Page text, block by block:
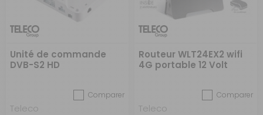
Unité de commande
DVB-S2 HD
Comparer
Teleco
Routeur WLT24EX2 wifi
4G portable 12 Volt
Comparer
Teleco